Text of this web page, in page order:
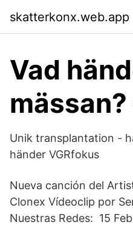
skatterkonx.web.app
Vad
Unik transplantation -
händer VGRfokus
Nueva canción del
Clonex Vídeoclip por
Nuestras Redes: 15